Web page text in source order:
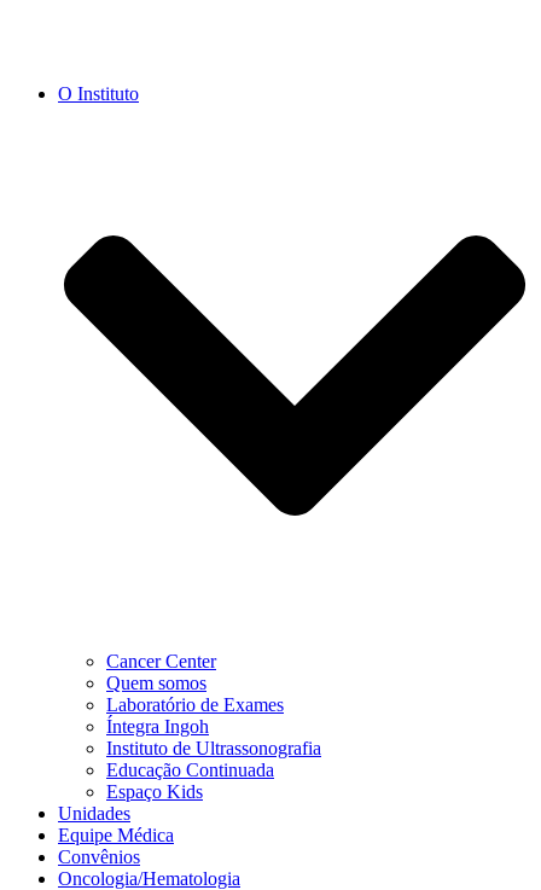
O Instituto
Cancer Center
Quem somos
Laboratório de Exames
Íntegra Ingoh
Instituto de Ultrassonografia
Educação Continuada
Espaço Kids
Unidades
Equipe Médica
Convênios
Oncologia/Hematologia